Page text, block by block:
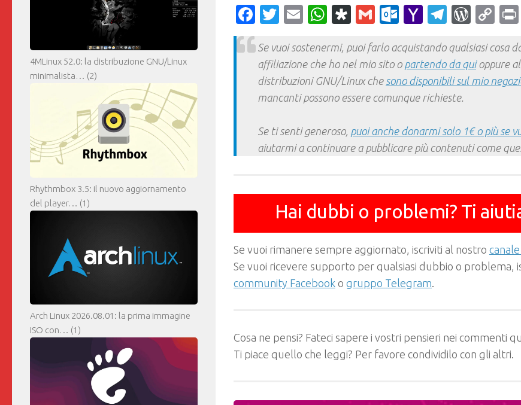
Facebook
Twitter
EmailWhatsApp
Diaspora
GmailOutlook.com
Yahoo
Se vuoi sostenermi, puoi farlo acquistando qualsiasi cosa
affiliazione che ho nel mio sito o partendo da quioppure
distribuzioni GNU/Linux che sono disponibili sul mio
mancanti possono essere comunque richieste.
Se ti senti generoso, puoi anche donarmi solo 1€ o più se
aiutarmi a continuare a pubblicare più contenuti come
Hai dubbi o problemi? Ti
Se vuoi rimanere sempre aggiornato, iscriviti al nostro
Se vuoi ricevere supporto per qualsiasi dubbio o problema,
community Facebook o gruppo Telegram.
Cosa ne pensi? Fateci sapere i vostri pensieri nei commenti
Ti piace quello che leggi? Per favore condividilo con gli altri.
4MLinux 52.0: la distribuzione GNU/Linux
minimalista… (2)
Rhythmbox 3.5: il nuovo aggiornamento
del player… (1)
Arch Linux 2026.08.01: la prima immagine
ISO con… (1)